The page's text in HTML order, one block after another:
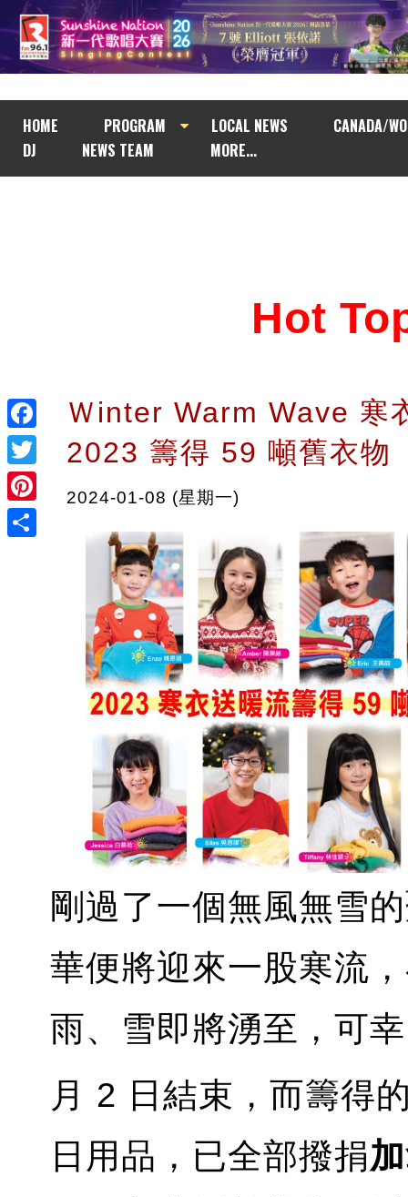
HOME PROGRAM LOCAL NEWS
CANADA/
DJ
NEWS TEAM MORE...
Facebook
Twitter
Pinterest
Hot
Ｗinter Warm Wave 寒
2023 籌得 59 噸舊衣物
2024-01-08 (星期一)
剛過了一個無風無雪
華便將迎來一股寒流
雨、雪即將湧至，可幸
月 2 日結束，而籌得
日用品，已全部撥捐